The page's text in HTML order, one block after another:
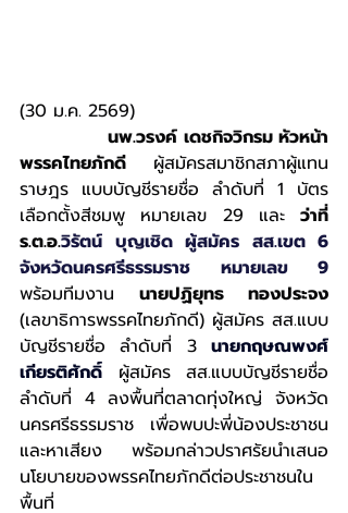
(30 ม.ค. 2569)
นพ.วรงค์ เดชกิจวิกรม หัวหน้า
พรรคไทยภักดี ผู้สมัครสมาชิกสภาผู้แทน
ราษฎร แบบบัญชีรายชื่อ ลำดับที่ 1 บัตร
เลือกตั้งสีชมพู หมายเลข 29 และ ว่าที่
ร.ต.อ.วิรัตน์ บุญเชิด ผู้สมัคร สส.เขต 6
จังหวัดนครศรีธรรมราช หมายเลข 9
พร้อมทีมงาน นาย
(เลขาธิการพรรคไทยภักดี) ผู้สมัคร สส.แบบ
บัญชีรายชื่อ ลำดับที่ 3 นายกฤษณพงศ์
เกียรติศักดิ์
ผู้สมัคร สส.แบบบัญชีรายชื่อ
ลำดับที่ 4 ลงพื้นที่ตลาดทุ่งใหญ่ จังหวัด
นครศรีธรรมราช เพื่อพบปะพี่น้องประชาชน
และหาเสียง พร้อมกล่าวปราศรัยนำเสนอ
นโยบายของพรรคไทยภักดีต่อประชาชนใน
พื้นที่